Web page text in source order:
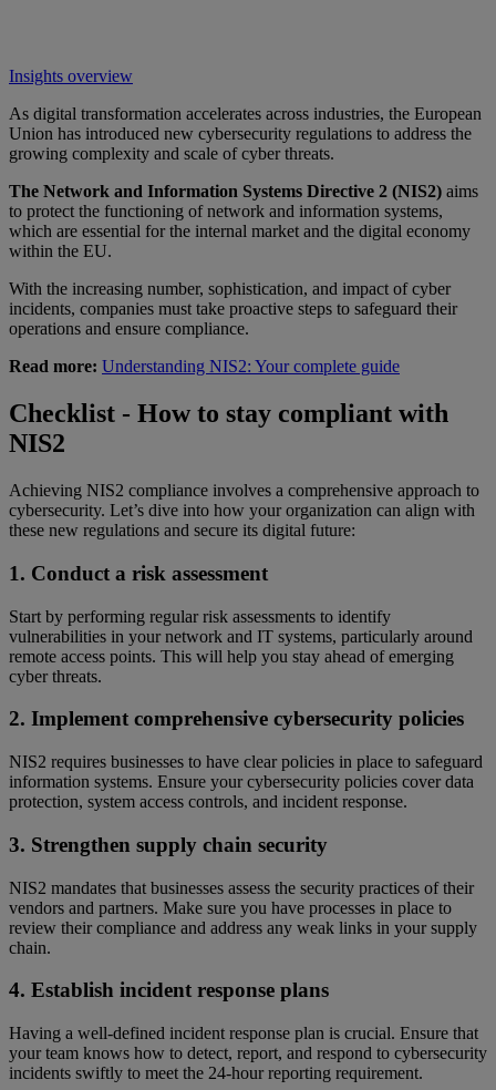
Insights overview
As digital transformation accelerates across industries, the European
Union has introduced new cybersecurity regulations to address the
growing complexity and scale of cyber threats.
The Network and Information Systems Directive 2 (NIS2) aims
to protect the functioning of network and information systems,
which are essential for the internal market and the digital economy
within the EU.
With the increasing number, sophistication, and impact of cyber
incidents, companies must take proactive steps to safeguard their
operations and ensure compliance.
Read more: Understanding NIS2: Your complete guide
Checklist - How to stay compliant with
NIS2
Achieving NIS2 compliance involves a comprehensive approach to
cybersecurity. Let’s dive into how your organization can align with
these new regulations and secure its digital future:
1. Conduct a risk assessment
Start by performing regular risk assessments to identify
vulnerabilities in your network and IT systems, particularly around
remote access points. This will help you stay ahead of emerging
cyber threats.
2. Implement comprehensive cybersecurity policies
NIS2 requires businesses to have clear policies in place to safeguard
information systems. Ensure your cybersecurity policies cover data
protection, system access controls, and incident response.
3. Strengthen supply chain security
NIS2 mandates that businesses assess the security practices of their
vendors and partners. Make sure you have processes in place to
review their compliance and address any weak links in your supply
chain.
4. Establish incident response plans
Having a well-defined incident response plan is crucial. Ensure that
your team knows how to detect, report, and respond to cybersecurity
incidents swiftly to meet the 24-hour reporting requirement.